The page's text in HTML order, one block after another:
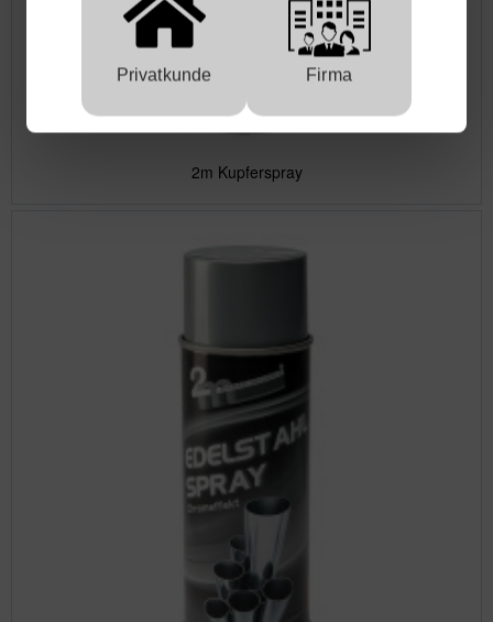
2m Kupferspray
Privatkunde Firma